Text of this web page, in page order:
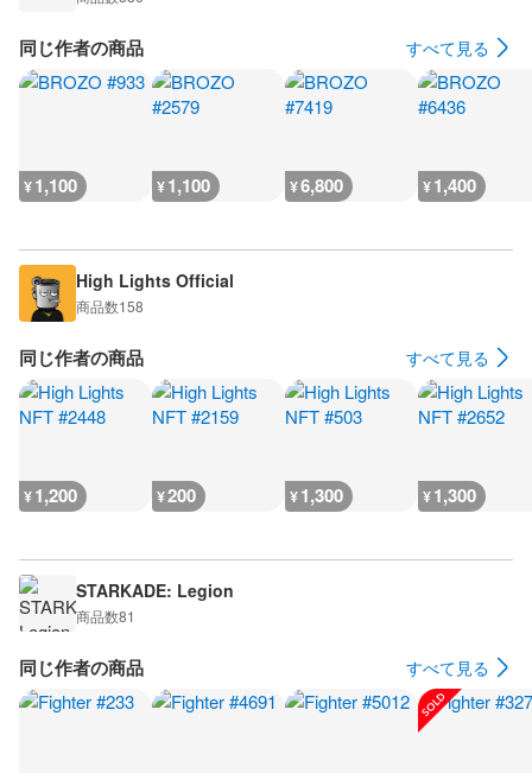
同じ作者の商品 すべて見る
¥1,100 ¥1,100 ¥6,800 ¥1,400
High Lights Official
商品数158
同じ作者の商品 すべて見る
¥1,200 ¥200 ¥1,300 ¥1,300
STARKADE: Legion
商品数81
同じ作者の商品 すべて見る